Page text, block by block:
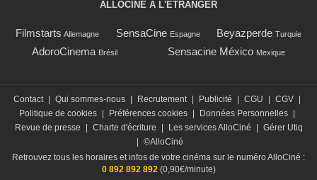
ALLOCINÉ À L'ÉTRANGER
Filmstarts Allemagne SensaCine Espagne Beyazperde Turquie
AdoroCinema Brésil Sensacine México Mexique
Contact | Qui sommes-nous | Recrutement | Publicité | CGU | CGV |
Politique de cookies | Préférences cookies | Données Personnelles |
Revue de presse
| Charte d'écriture | Les services AlloCiné | Gérer Utiq
| ©AlloCiné
Retrouvez tous les horaires et infos de votre cinéma sur le numéro AlloCiné :
0 892 892 892 (0,90€/minute)